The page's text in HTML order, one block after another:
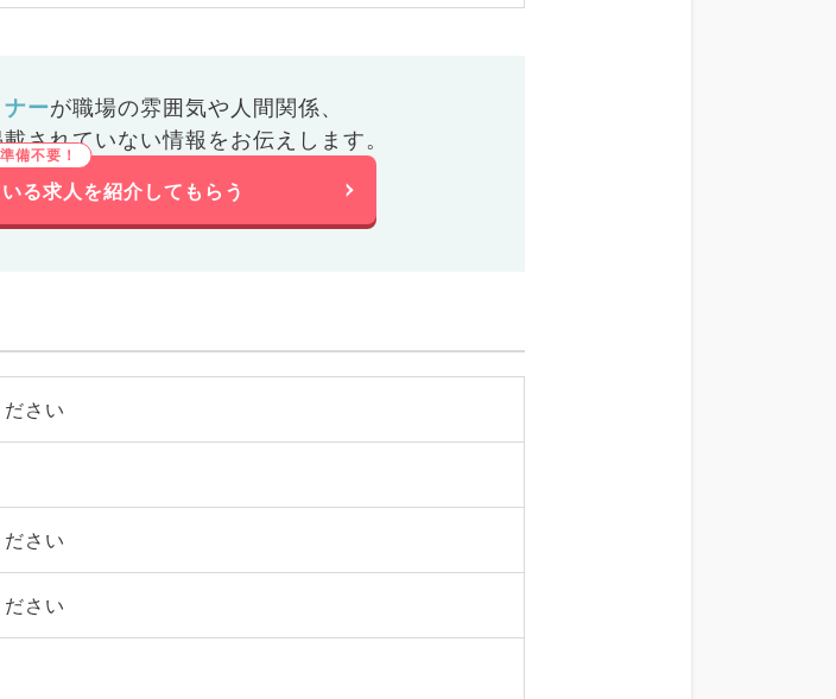
ーが職場の雰囲気や人間関係、
されていない情報をお伝えします。
る求人を紹介してもらう
さい
さい
さい